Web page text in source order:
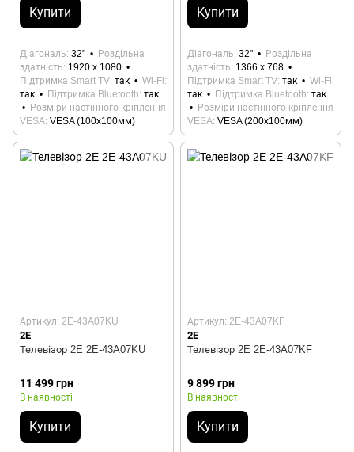
Купити
Діагональ 32"
Роздільна
здатність 1920 x 1080
Підтримка Smart TV так
Wi-Fi
так
Підтримка Bluetooth так
Розміри настінного кріплення
VESA VESA (100х100мм)
Купити
Діагональ 32"
Роздільна
здатність 1366 x 768
Підтримка Smart TV так
Wi-Fi
так
Підтримка Bluetooth так
Розміри настінного кріплення
VESA VESA (200х100мм)
Артикул: 2E-43A07KU
2E
Телевізор 2E 2E-43A07KU
11 499 грн
В наявності
Купити
Артикул: 2E-43A07KF
2E
Телевізор 2E 2E-43A07KF
9 899 грн
В наявності
Купити